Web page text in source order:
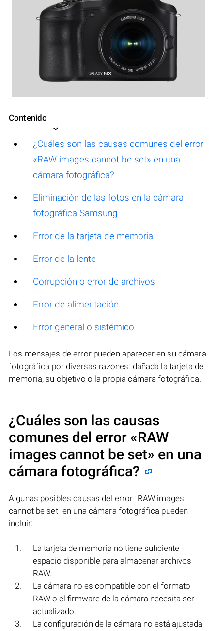
Contenido
¿Cuáles son las causas comunes del error
«RAW images cannot be set» en una
cámara fotográfica?
Eliminación de las fotos en la cámara
fotográfica Samsung
Error de la tarjeta de memoria
Error de la lente
Corrupción o error de archivos
Error de alimentación
Error general o sistémico
Los mensajes de error pueden aparecer en su cámara
fotográfica por diversas razones: dañada la tarjeta de
memoria, su objetivo o la propia cámara fotográfica.
¿Cuáles son las causas
comunes del error «RAW
images cannot be set» en una
cámara fotográfica?
Algunas posibles causas del error "RAW images
cannot be set" en una cámara fotográfica pueden
incluir:
La tarjeta de memoria no tiene suficiente
espacio disponible para almacenar archivos
RAW.
La cámara no es compatible con el formato
RAW o el firmware de la cámara necesita ser
actualizado.
La configuración de la cámara no está ajustada